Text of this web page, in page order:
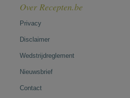
Over Recepten.be
Privacy
Disclaimer
Wedstrijdreglement
Nieuwsbrief
Contact